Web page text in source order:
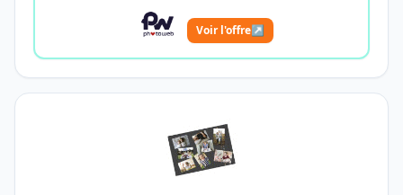
Voir l'offre↗